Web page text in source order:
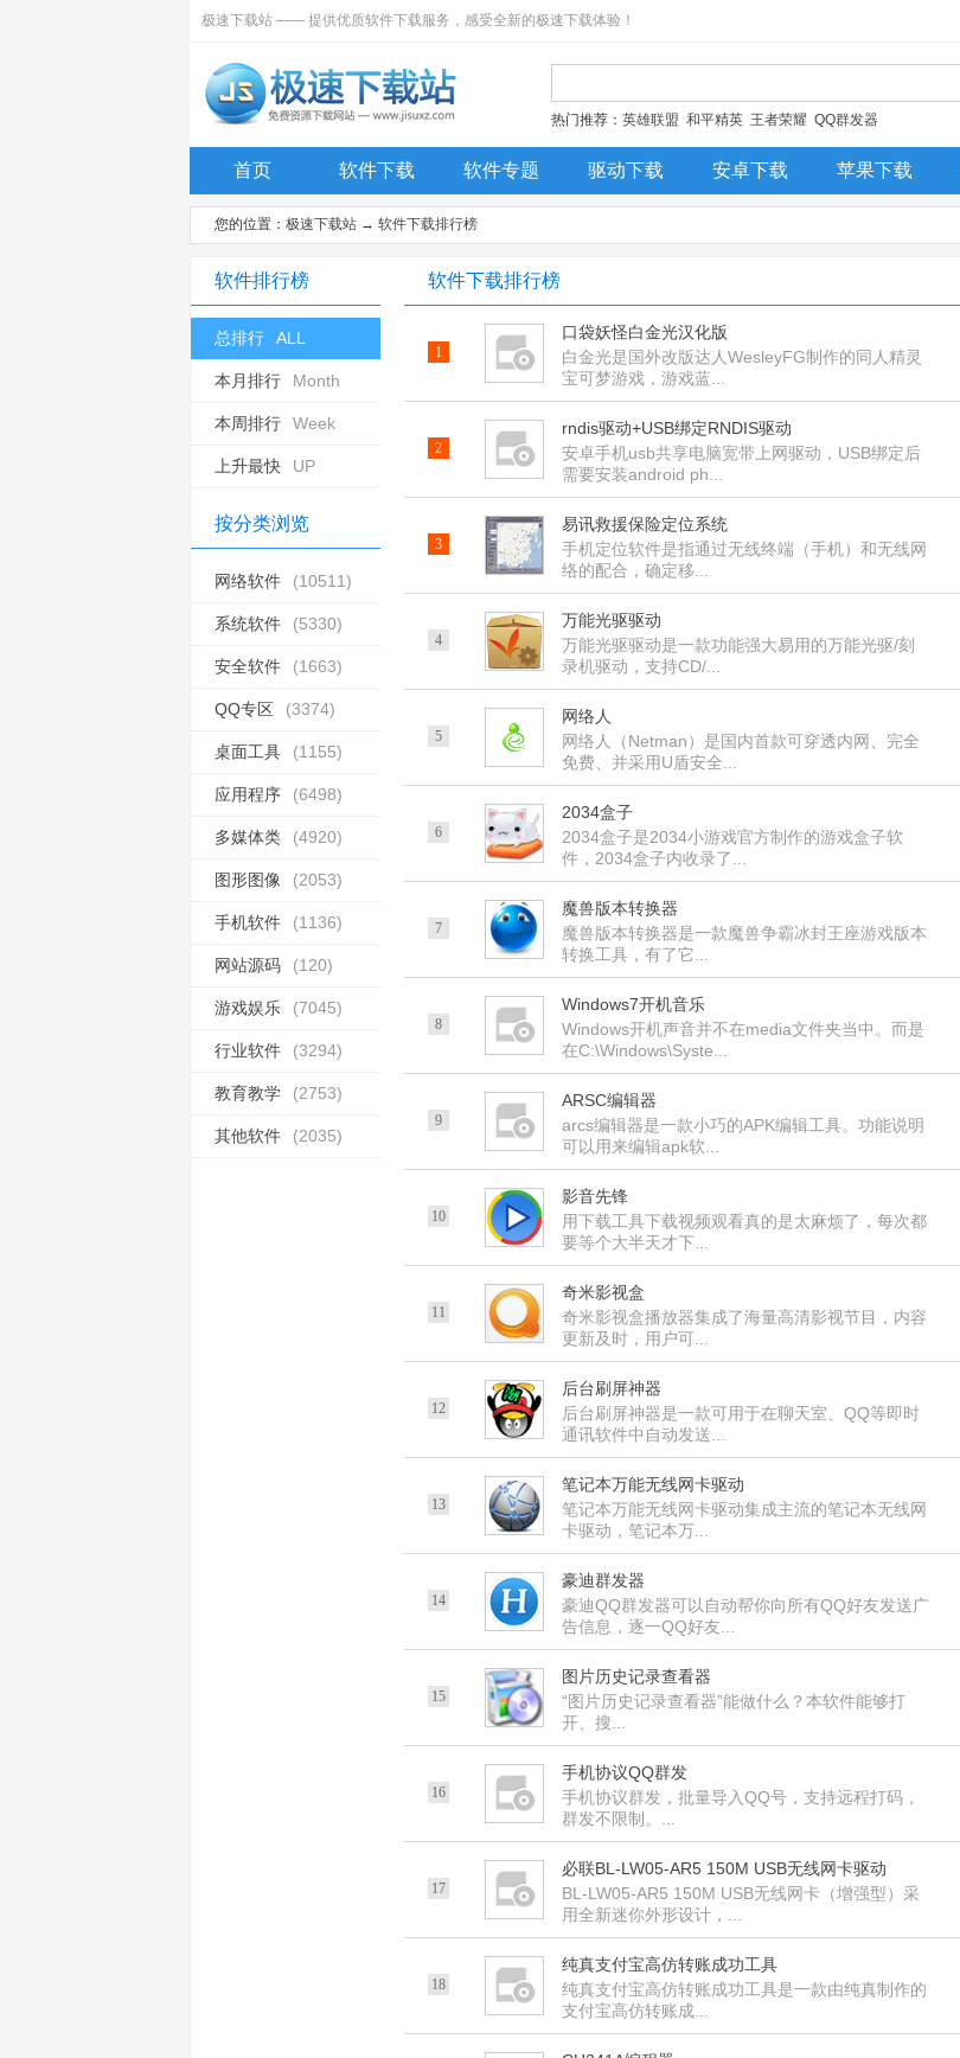
极速下载站 —— 提供优质软件下载服务，感受全新的极速下载体验！
热门推荐： 英雄联盟 和平精英 王者荣耀 QQ群发器
首页 软件下载 软件专题 驱动下载 安卓下载 苹果下载
您的位置： 极速下载站 → 软件下载排行榜
软件排行榜
总排行 ALL
本月排行 Month
本周排行 Week
上升最快 UP
按分类浏览
网络软件 (10511)
系统软件 (5330)
安全软件 (1663)
QQ专区 (3374)
桌面工具 (1155)
应用程序 (6498)
多媒体类 (4920)
图形图像 (2053)
手机软件 (1136)
网站源码 (120)
游戏娱乐 (7045)
行业软件 (3294)
教育教学 (2753)
其他软件 (2035)
软件下载排行榜
1
口袋妖怪白金光汉化版
白金光是国外改版达人WesleyFG制作的同人精灵
宝可梦游戏，游戏蓝...
2
rndis驱动+USB绑定RNDIS驱动
安卓手机usb共享电脑宽带上网驱动，USB绑定后
需要安装android ph...
3
易讯救援保险定位系统
手机定位软件是指通过无线终端（手机）和无线网
络的配合，确定移...
4
万能光驱驱动
万能光驱驱动是一款功能强大易用的万能光驱/刻
录机驱动，支持CD/...
5
网络人
网络人（Netman）是国内首款可穿透内网、完全
免费、并采用U盾安全...
6
2034盒子
2034盒子是2034小游戏官方制作的游戏盒子软
件，2034盒子内收录了...
7
魔兽版本转换器
魔兽版本转换器是一款魔兽争霸冰封王座游戏版本
转换工具，有了它...
8
Windows7开机音乐
Windows开机声音并不在media文件夹当中。而是
在C:\Windows\Syste...
9
ARSC编辑器
arcs编辑器是一款小巧的APK编辑工具。功能说明
可以用来编辑apk软...
10
影音先锋
用下载工具下载视频观看真的是太麻烦了，每次都
要等个大半天才下...
11
奇米影视盒
奇米影视盒播放器集成了海量高清影视节目，内容
更新及时，用户可...
12
后台刷屏神器
后台刷屏神器是一款可用于在聊天室、QQ等即时
通讯软件中自动发送...
13
笔记本万能无线网卡驱动
笔记本万能无线网卡驱动集成主流的笔记本无线网
卡驱动，笔记本万...
14
豪迪群发器
豪迪QQ群发器可以自动帮你向所有QQ好友发送广
告信息，逐一QQ好友...
15
图片历史记录查看器
“图片历史记录查看器”能做什么？本软件能够打
开、搜...
16
手机协议QQ群发
手机协议群发，批量导入QQ号，支持远程打码，
群发不限制。...
17
必联BL-LW05-AR5 150M USB无线网卡驱动
BL-LW05-AR5 150M USB无线网卡（增强型）采
用全新迷你外形设计，...
18
纯真支付宝高仿转账成功工具
纯真支付宝高仿转账成功工具是一款由纯真制作的
支付宝高仿转账成...